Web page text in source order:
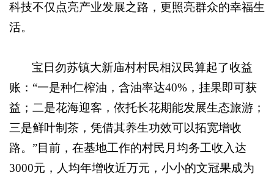
科技不仅点亮产业发展之路，更照亮群众的幸福生
活。
宝日勿苏镇大新庙村村民相汉民算起了收益
账：“一是种仁榨油，含油率达40%，挂果即可获
益；二是花海迎客，依托长花期能发展生态旅游；
三是鲜叶制茶，凭借其养生功效可以拓宽增收
路。”目前，在基地工作的村民月均务工收入达
3000元，人均年增收近万元，小小的文冠果成为